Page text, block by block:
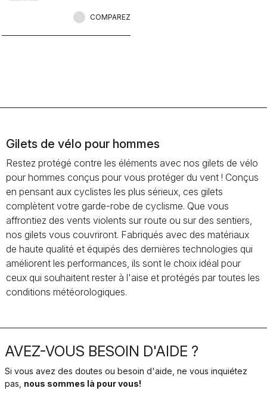
COMPAREZ
Gilets de vélo pour hommes
Restez protégé contre les éléments avec nos gilets de vélo
pour hommes conçus pour vous protéger du vent ! Conçus
en pensant aux cyclistes les plus sérieux, ces gilets
complètent votre garde-robe de cyclisme. Que vous
affrontiez des vents violents sur route ou sur des sentiers,
nos gilets vous couvriront. Fabriqués avec des matériaux
de haute qualité et équipés des dernières technologies qui
améliorent les performances, ils sont le choix idéal pour
ceux qui souhaitent rester à l'aise et protégés par toutes les
conditions météorologiques.
AVEZ-VOUS BESOIN D'AIDE ?
Si vous avez des doutes ou besoin d'aide, ne vous inquiétez
pas, nous sommes là pour vous!